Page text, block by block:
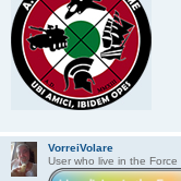
VorreiVolare
User who live in the Force